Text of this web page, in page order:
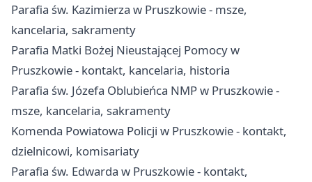
Parafia św. Kazimierza w Pruszkowie - msze,
kancelaria, sakramenty
Parafia Matki Bożej Nieustającej Pomocy w
Pruszkowie - kontakt, kancelaria, historia
Parafia św. Józefa Oblubieńca NMP w Pruszkowie -
msze, kancelaria, sakramenty
Komenda Powiatowa Policji w Pruszkowie - kontakt,
dzielnicowi, komisariaty
Parafia św. Edwarda w Pruszkowie - kontakt,